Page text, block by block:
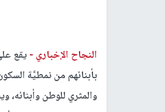
النجاح الإخباري -يقع
بأبنائهم من نمطيَّة
والمثري للوطن وأبنائه،